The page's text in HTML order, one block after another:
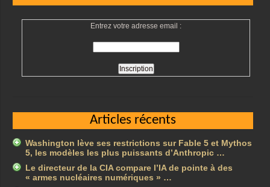
Entrez votre adresse email :
Articles récents
Washington lève ses restrictions sur Fable 5 et Mythos
5, les modèles les plus puissants d’Anthropic …
Le directeur de la CIA compare l’IA de pointe à des
« armes nucléaires numériques » …